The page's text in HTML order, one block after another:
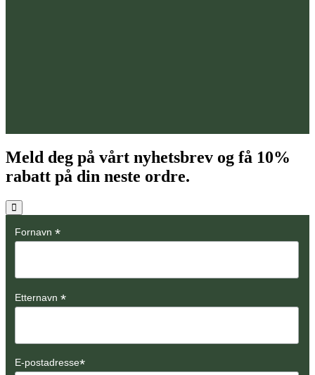
Meld deg på vårt nyhetsbrev og få 10%
rabatt på din neste ordre.
Fornavn *
Etternavn *
E-postadresse*